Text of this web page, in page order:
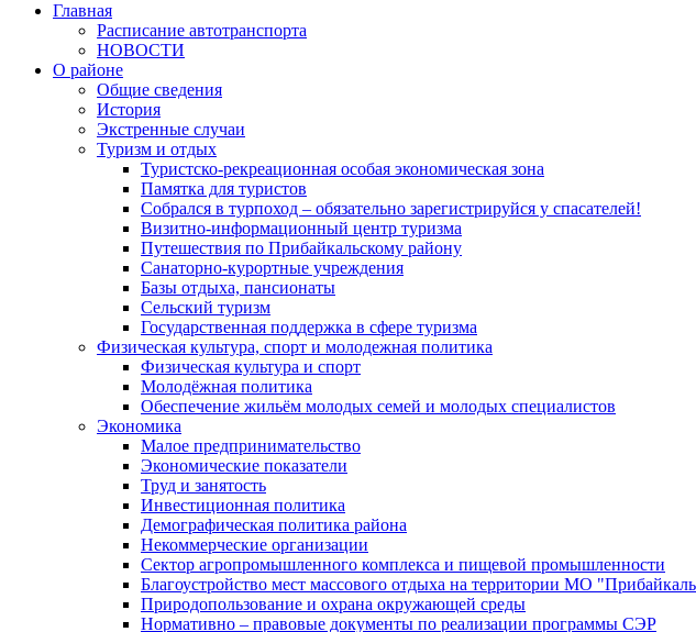
Главная
Расписание автотранспорта
НОВОСТИ
О районе
Общие сведения
История
Экстренные случаи
Туризм и отдых
Туристско-рекреационная особая экономическая зона
Памятка для туристов
Собрался в турпоход – обязательно зарегистрируйся у спасателей!
Визитно-информационный центр туризма
Путешествия по Прибайкальскому району
Санаторно-курортные учреждения
Базы отдыха, пансионаты
Сельский туризм
Государственная поддержка в сфере туризма
Физическая культура, спорт и молодежная политика
Физическая культура и спорт
Молодёжная политика
Обеспечение жильём молодых семей и молодых специалистов
Экономика
Малое предпринимательство
Экономические показатели
Труд и занятость
Инвестиционная политика
Демографическая политика района
Некоммерческие организации
Сектор агропромышленного комплекса и пищевой промышленности
Благоустройство мест массового отдыха на территории МО
Природопользование и охрана окружающей среды
Нормативно – правовые документы по реализации программы СЭР